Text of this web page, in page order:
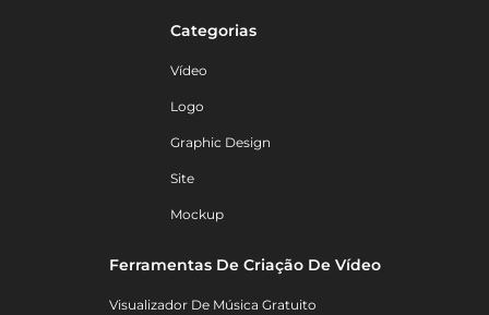
Categorias
Vídeo
Logo
Graphic Design
Site
Mockup
Ferramentas De Criação De Vídeo
Visualizador De Música Gratuito